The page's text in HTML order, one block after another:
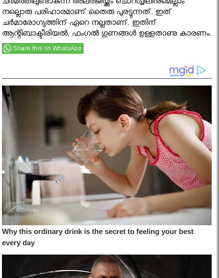
ചര്‍മത്തിലുണ്ടാകുന്ന അലര്‍ജിയ്ക്കും ചൊറിച്ചിലിനുമെല്ലാം
നല്ലൊരു പരിഹാരമാണ് തൈരു പുരട്ടുന്നത്. ഇത്
ചര്‍മാരോഗ്യത്തിന് ഏറെ നല്ലതാണ്. ഇതിന്
ആന്റിബാക്ടീരിയല്‍, ഫംഗല്‍ ഗുണങ്ങള്‍ ഉള്ളതാണു കാരണം.
Share this on WhatsApp